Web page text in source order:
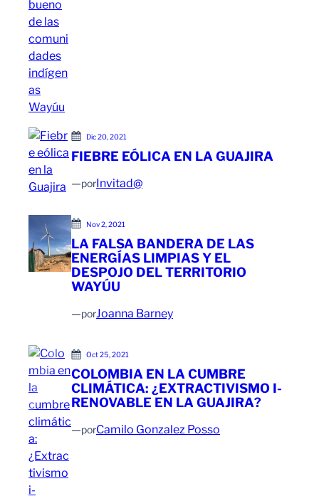
Dic 20, 2021
FIEBRE EÓLICA EN LA GUAJIRA
—porInvitad@
Nov 2, 2021
LA FALSA BANDERA DE LAS
ENERGÍAS LIMPIAS Y EL
DESPOJO DEL TERRITORIO
WAYÚU
—porJoanna Barney
Oct 25, 2021
COLOMBIA EN LA CUMBRE
CLIMÁTICA: ¿EXTRACTIVISMO I-
RENOVABLE EN LA GUAJIRA?
—porCamilo Gonzalez Posso